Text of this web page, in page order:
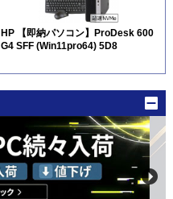
HP 【即納パソコン】ProDesk 600
G4 SFF (Win11pro64) 5D8